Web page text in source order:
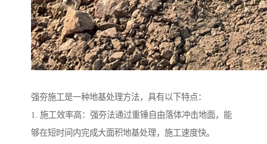
强夯施工是一种地基处理方法，具有以下特点：
1. 施工效率高：强夯法通过重锤自由落体冲击地面，能
够在短时间内完成大面积地基处理，施工速度快。